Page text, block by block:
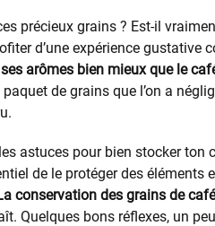
précieux grains ? Est-il
d’une expérience gustative
arômes bien mieux que le
paquet de grains que l’on a
astuces pour bien stocker ton
de le protéger des éléments
conservation des grains de
Quelques bons réflexes, un